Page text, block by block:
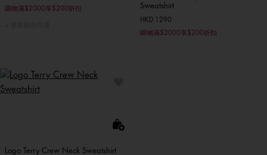
購物滿$2000享$200折扣
Sweatshirt
HKD 1290
購物滿$2000享$200折扣
Logo Terry Crew Neck Sweatshirt